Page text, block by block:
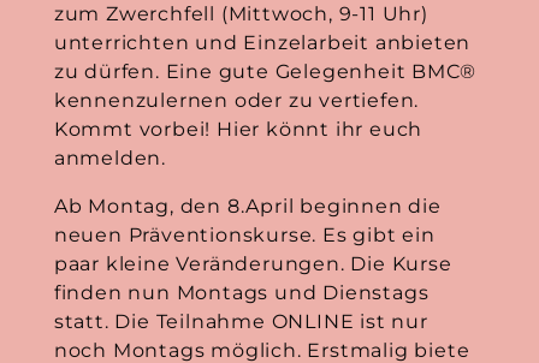
zum Zwerchfell (Mittwoch, 9-11 Uhr)
unterrichten und Einzelarbeit anbieten
zu dürfen. Eine gute Gelegenheit BMC®
kennenzulernen oder zu vertiefen.
Kommt vorbei! Hier könnt ihr euch
anmelden.
Ab Montag, den 8.April beginnen die
neuen Präventionskurse. Es gibt ein
paar kleine Veränderungen. Die Kurse
finden nun Montags und Dienstags
statt. Die Teilnahme ONLINE ist nur
noch Montags möglich. Erstmalig biete